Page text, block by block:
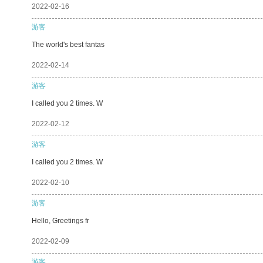
2022-02-16
游客
The world's best fantas
2022-02-14
游客
I called you 2 times. W
2022-02-12
游客
I called you 2 times. W
2022-02-10
游客
Hello, Greetings fr
2022-02-09